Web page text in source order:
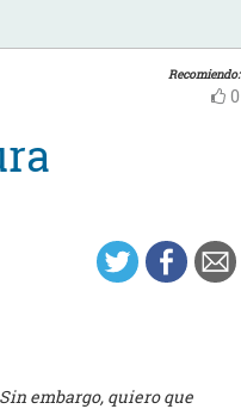
Recomiendo:
0
embargo, quiero que